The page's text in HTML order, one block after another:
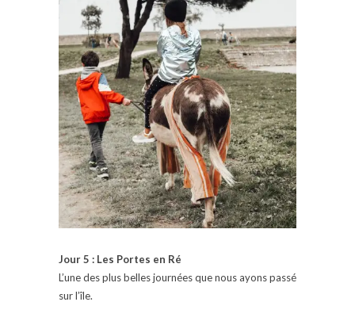
Jour 5 : Les Portes en Ré
L’une des plus belles journées que nous ayons passé
sur l’île.